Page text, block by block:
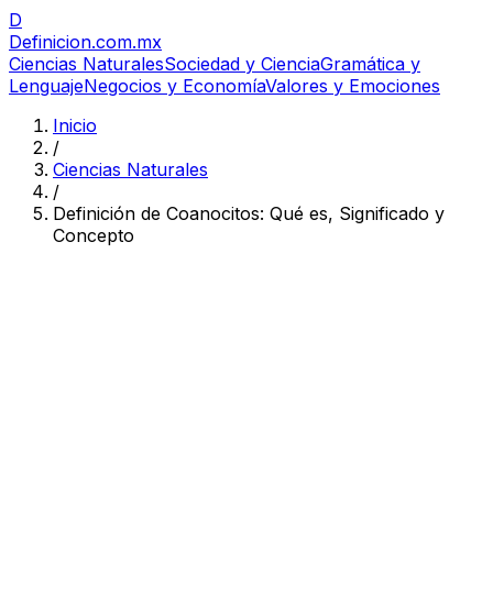
D
Definicion.com.mx
Ciencias NaturalesSociedad y CienciaGramática y
LenguajeNegocios y EconomíaValores y Emociones
Inicio
/
Ciencias Naturales
/
Definición de Coanocitos: Qué es, Significado y
Concepto